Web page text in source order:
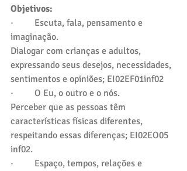
Objetivos:
·         Escuta, fala, pensamento e
imaginação.
Dialogar com crianças e adultos,
expressando seus desejos, necessidades,
sentimentos e opiniões; EI02EF01inf02
·         O Eu, o outro e o nós.
Perceber que as pessoas têm
características físicas diferentes,
respeitando essas diferenças; EI02EO05
inf02.
·         Espaço, tempos, relações e